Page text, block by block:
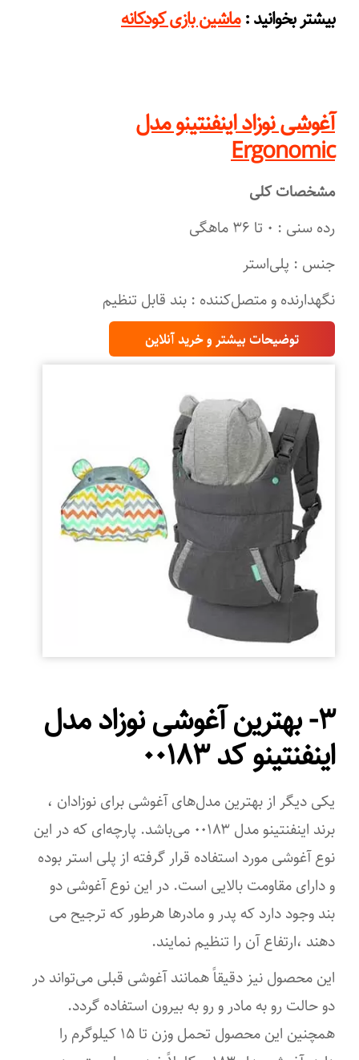
بیشتر بخوانید: ماشین بازی کودکانه
آغوشی نوزاد اینفنتینو مدل
Ergonomic
مشخصات کلی
رده سنی : ۰ تا ۳۶ ماهگی
جنس : پلی‌استر
نگهدارنده و متصل‌کننده : بند قابل تنظیم
توضیحات بیشتر و خرید آنلاین
۳- بهترین آغوشی نوزاد مدل
اینفنتینو کد ۰۰۱۸۳
یکی دیگر از بهترین مدل‌های آغوشی برای نوزادان ،
برند اینفنتینو مدل ۰۰۱۸۳ می‌باشد. پارچه‌ای که در این
نوع آغوشی مورد استفاده قرار گرفته از پلی استر بوده
و دارای مقاومت بالایی است. در این نوع آغوشی دو
بند وجود دارد که پدر و مادرها هرطور که ترجیح می
دهند ،ارتفاع آن را تنظیم نمایند.
این محصول نیز دقیقاً همانند آغوشی قبلی می‌تواند در
دو حالت رو به مادر و رو به بیرون استفاده گردد.
همچنین این محصول تحمل وزن تا ۱۵ کیلوگرم را